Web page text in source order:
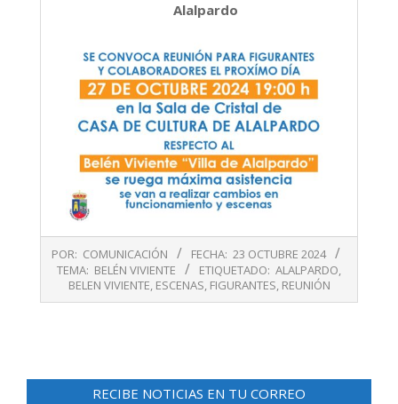
Alalpardo
10-
POR: COMUNICACIÓN FECHA: 23 OCTUBRE 2024
TEMA: BELÉN VIVIENTE ETIQUETADO: ALALPARDO,
BELEN VIVIENTE, ESCENAS, FIGURANTES, REUNIÓN
RECIBE NOTICIAS EN TU CORREO